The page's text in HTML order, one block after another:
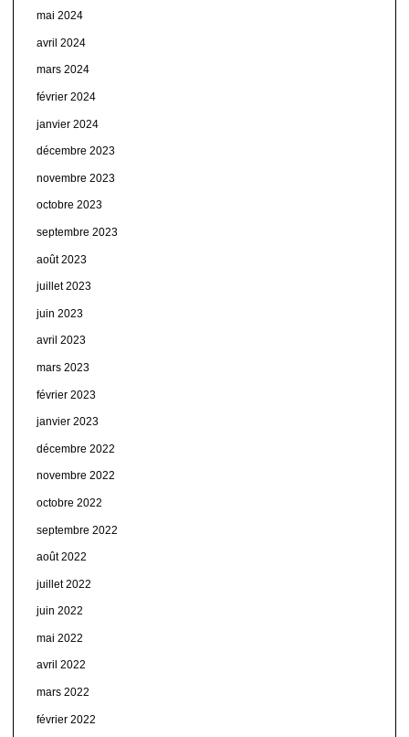
mai 2024
avril 2024
mars 2024
février 2024
janvier 2024
décembre 2023
novembre 2023
octobre 2023
septembre 2023
août 2023
juillet 2023
juin 2023
avril 2023
mars 2023
février 2023
janvier 2023
décembre 2022
novembre 2022
octobre 2022
septembre 2022
août 2022
juillet 2022
juin 2022
mai 2022
avril 2022
mars 2022
février 2022